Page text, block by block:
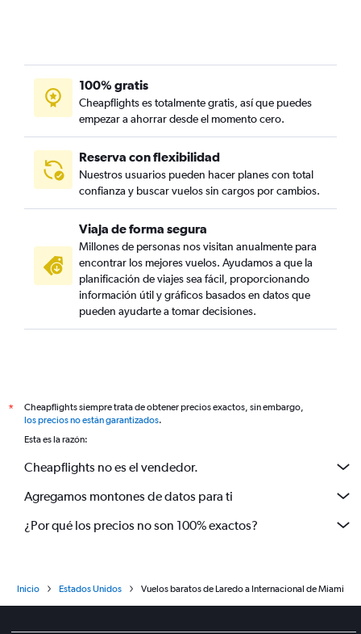
100% gratis
Cheapflights es totalmente gratis, así que puedes
empezar a ahorrar desde el momento cero.
Reserva con flexibilidad
Nuestros usuarios pueden hacer planes con total
confianza y buscar vuelos sin cargos por cambios.
Viaja de forma segura
Millones de personas nos visitan anualmente para
encontrar los mejores vuelos. Ayudamos a que la
planificación de viajes sea fácil, proporcionando
información útil y gráficos basados en datos que
pueden ayudarte a tomar decisiones.
*
Cheapflights siempre trata de obtener precios exactos, sin embargo,
los precios no están garantizados.
Esta es la razón:
Cheapflights no es el vendedor.
Agregamos montones de datos para ti
¿Por qué los precios no son 100% exactos?
Inicio Estados Unidos Vuelos baratos de Laredo a Internacional de Miami